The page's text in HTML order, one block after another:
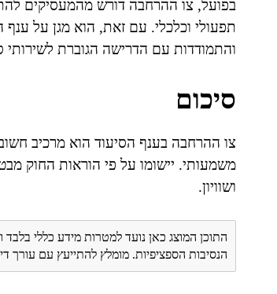
בפועל, צו ההרחבה דורש מהמעסיקים
תפעולי וכלכלי. עם זאת, הוא מגן על
והתמודדות עם הדרישה הגוברת לשירותי
סיכום
צו ההרחבה בענף הסיעוד הוא מרכיב
משמעותי. יישומו על פי הוראות החוק
ושוויון.
התוכן המוצג כאן נועד למטרות מידע כללי
הנסיבות הספציפיות. מומלץ להתייעץ עם